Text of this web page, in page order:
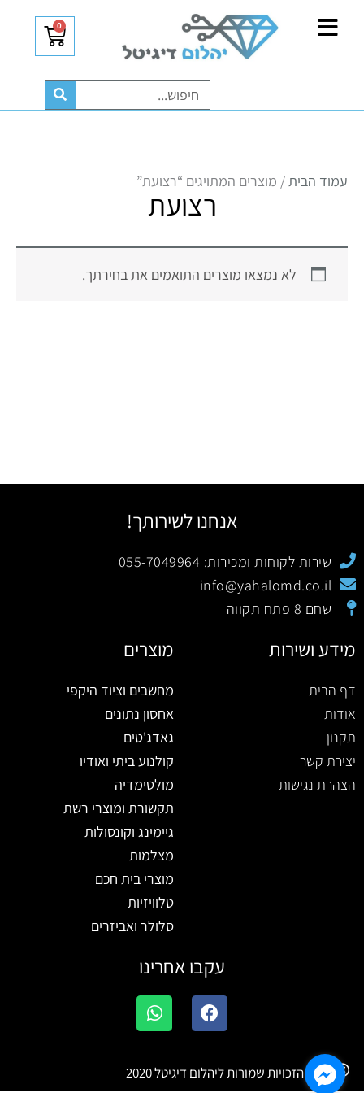
לתוכן
0
עגלת
קניות
חיפוש
עמוד הבית/ מוצרים המתויגים “רצועת”
רצועת
לא נמצאו מוצרים התואמים את בחירתך.
אנחנו לשירותך!
שירות לקוחות ומכירות: 055-7049964
info@yahalomd.co.il
שחם 8 פתח תקווה
מידע ושירות
דף הבית
אודות
תקנון
יצירת קשר
הצהרת נגישות
מוצרים
מחשבים וציוד היקפי
אחסון נתונים
גאדג'טים
קולנוע ביתי ואודיו
מולטימדיה
תקשורת ומוצרי רשת
גיימינג וקונסולות
מצלמות
מוצרי בית חכם
טלוויזיות
סלולר ואביזרים
עקבו אחרינו
F
a
b
W
h
sכל הזכויות שמורות ליהלום דיגיטל 2020